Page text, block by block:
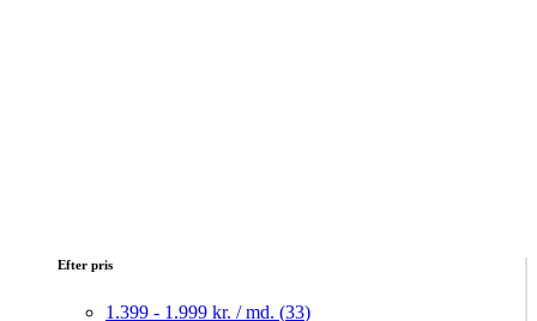
Efter pris
1.399 - 1.999 kr. / md. (33)